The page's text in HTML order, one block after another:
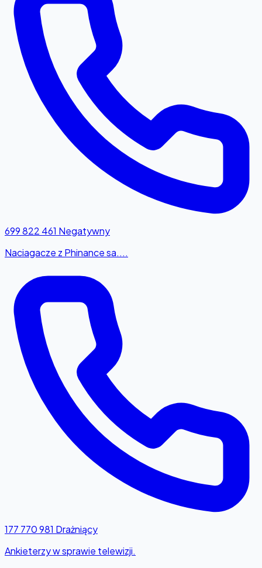
699 822 461 Negatywny
Naciagacze z Phinance sa....
177 770 981 Drażniący
Ankieterzy w sprawie telewizji.